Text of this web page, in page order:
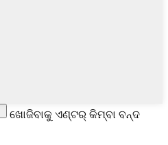
ଖୋଜିବାକୁ ଏଣ୍ଟର୍ କିମ୍ବା ବନ୍ଦ